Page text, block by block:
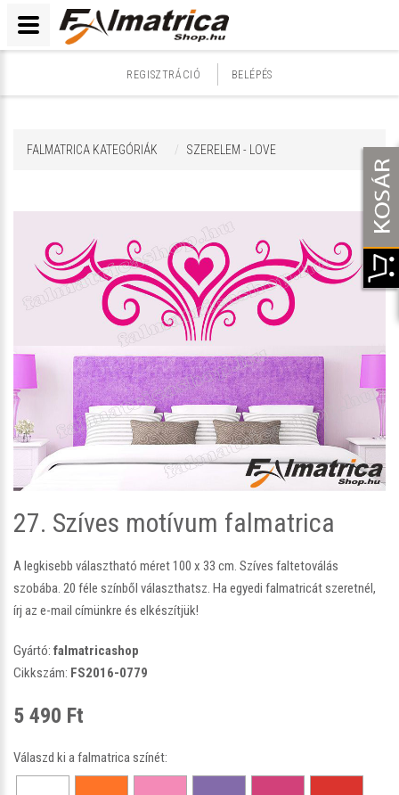
REGISZTRÁCIÓ BELÉPÉS
FALMATRICA KATEGÓRIÁK SZERELEM - LOVE
27. Szíves motívum falmatrica
A legkisebb választható méret 100 x 33 cm. Szíves faltetoválás
szobába. 20 féle színből választhatsz. Ha egyedi falmatricát szeretnél,
írj az e-mail címünkre és elkészítjük!
Gyártó: falmatricashop
Cikkszám: FS2016-0779
5 490 Ft
Válaszd ki a falmatrica színét: